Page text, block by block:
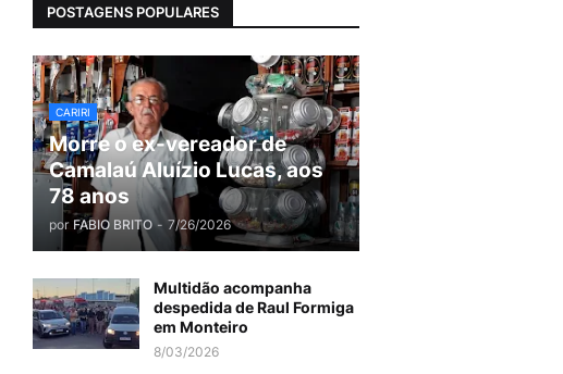
POSTAGENS POPULARES
CARIRI
Morre o ex-vereador de
Camalaú Aluízio Lucas, aos
78 anos
por FABIO BRITO - 7/26/2026
Multidão acompanha
despedida de Raul Formiga
em Monteiro
8/03/2026